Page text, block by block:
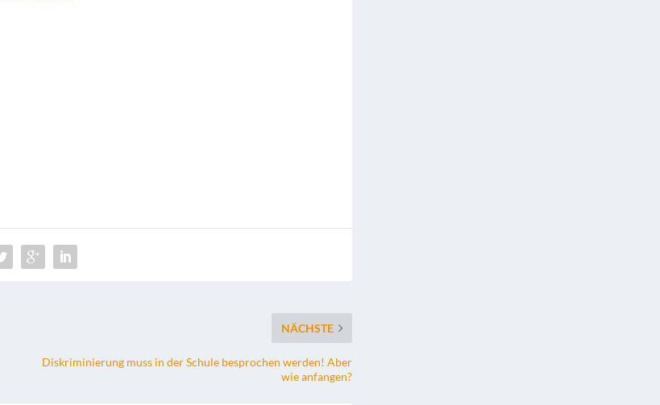
NÄCHSTE
Diskriminierung muss in der Schule besprochen werden! Aber
wie anfangen?